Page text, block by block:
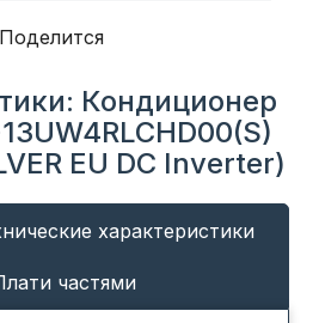
Поделится
Кондиционер
EU DC Inverter)
характеристики
частями